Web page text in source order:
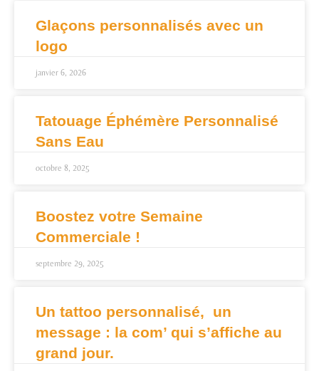
Glaçons personnalisés avec un
logo
janvier 6, 2026
Tatouage Éphémère Personnalisé
Sans Eau
octobre 8, 2025
Boostez votre Semaine
Commerciale !
septembre 29, 2025
Un tattoo personnalisé, un
message : la com’ qui s’affiche au
grand jour.